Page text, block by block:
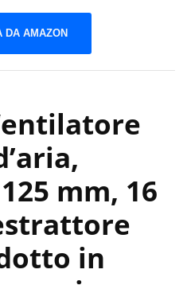
DA AMAZON
mm, 16
in